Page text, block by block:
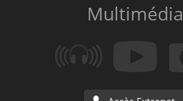
Multimédia